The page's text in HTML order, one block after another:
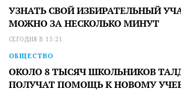
УЗНАТЬ СВОЙ ИЗБИРАТЕЛЬНЫЙ
МОЖНО ЗА НЕСКОЛЬКО МИНУТ
СЕГОДНЯ В 15:21
ОБЩЕСТВО
ОКОЛО 8 ТЫСЯЧ ШКОЛЬНИКОВ
ПОЛУЧАТ ПОМОЩЬ К НОВОМУ